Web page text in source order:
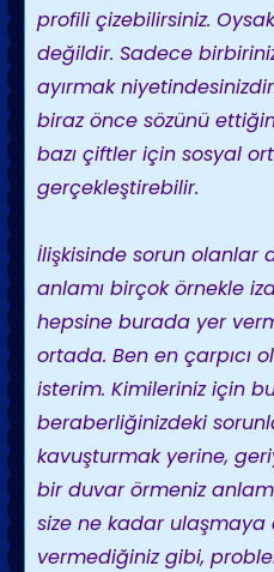
profili çizebilirsiniz.
değildir. Sadece
ayırmak
biraz önce sözünü
bazı çiftler için sosyal
gerçekleştirebilir.
İlişkisinde sorun olanlar
anlamı birçok örnekle
hepsine burada yer
ortada. Ben en çarpıcı
isterim. Kimileriniz için
beraberliğinizdeki
kavuşturmak yerine,
bir duvar örmeniz
size ne kadar ulaşmaya
vermediğiniz gibi,